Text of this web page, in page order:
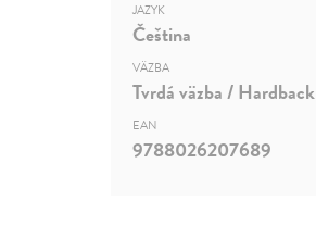
JAZYK
Čeština
VÄZBA
Tvrdá väzba / Hardback
EAN
9788026207689